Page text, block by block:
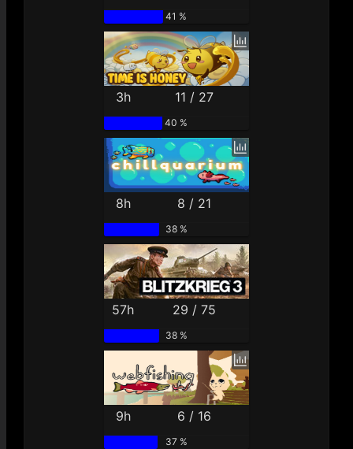
41 %
3h 11 / 27
40 %
8h 8 / 21
38 %
57h 29 / 75
38 %
9h 6 / 16
37 %